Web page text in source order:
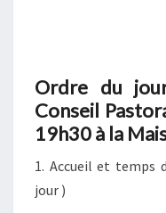
Ordre du
Conseil
19h30 à la
1. Accueil et temps
jour )